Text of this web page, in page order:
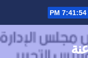
7:41:55 PM